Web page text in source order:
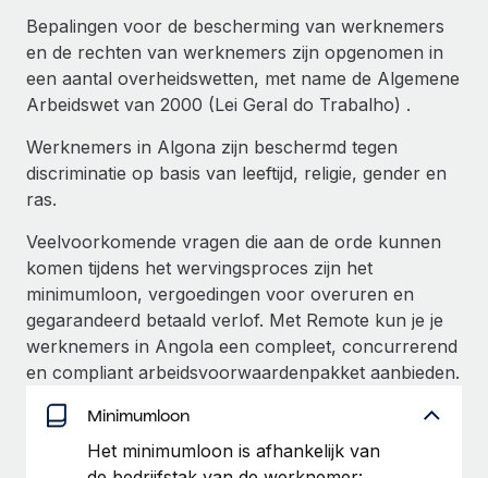
Vraag een expert
Krijg hulp van global HR- en juridische experts
Achtergrondonderzoek
Vereenvoudig het screeningsproces van
kandidaten
Blijf compliance-risico's voor
Apparaatbeheer
Lever en track wereldwijd IT-middelen
Entiteiten oprichten
Stel snel compliant entiteiten op
Plaats werknemers moeiteloos over
Remote Build
Binnenkort beschikbaar
Integraties en advies over AI-automatiseringen
CASESTUDY'S
Inzicht in salaris en talent
Inzichtencentrum
Alle bronnen bekijken
BLOG
Global Payroll
EOR en PEO
Contractor Management
Belastingen
Naar de blog
Bepalingen voor de bescherming van werknemers
en de rechten van werknemers zijn opgenomen in
een aantal overheidswetten, met name de Algemene
Arbeidswet van 2000 (Lei Geral do Trabalho) .
Werknemers in Algona zijn beschermd tegen
discriminatie op basis van leeftijd, religie, gender en
ras.
Veelvoorkomende vragen die aan de orde kunnen
komen tijdens het wervingsproces zijn het
minimumloon, vergoedingen voor overuren en
gegarandeerd betaald verlof. Met Remote kun je je
werknemers in Angola een compleet, concurrerend
en compliant arbeidsvoorwaardenpakket aanbieden.
Minimumloon
Het minimumloon is afhankelijk van